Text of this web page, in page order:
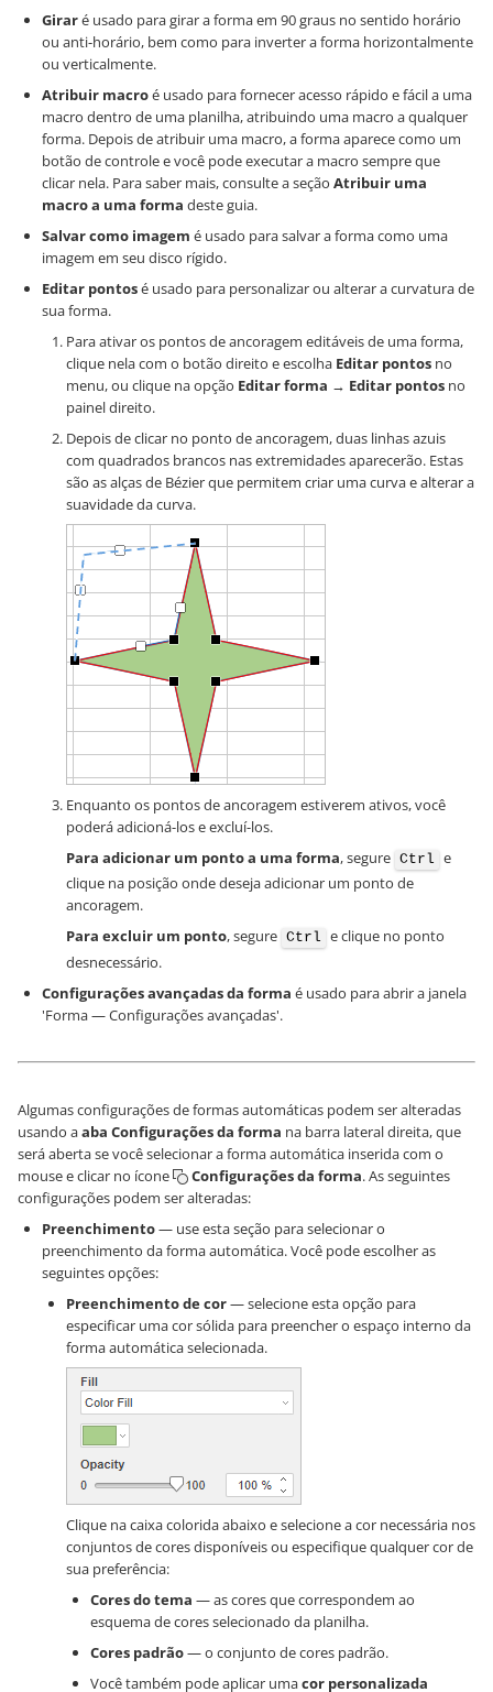
Giraré usado para girar a forma em 90 graus no sentido horário
ou anti-horário, bem como para inverter a forma horizontalmente
ou verticalmente.
Atribuir macroé usado para fornecer acesso rápido e fácil a uma
macro dentro de uma planilha, atribuindo uma macro a qualquer
forma. Depois de atribuir uma macro, a forma aparece como um
botão de controle e você pode executar a macro sempre que
clicar nela. Para saber mais, consulte a seção Atribuir uma
macro a uma forma deste guia.
Salvar como imagem é usado para salvar a forma como uma
imagem em seu disco rígido.
Editar pontosé usado para personalizar ou alterar a curvatura de
sua forma.
Para ativar os pontos de ancoragem editáveis de uma forma,
clique nela com o botão direito e escolha Editar pontos no
menu, ou clique na opção Editar forma → Editar pontos no
painel direito.
Depois de clicar no ponto de ancoragem, duas linhas azuis
com quadrados brancos nas extremidades aparecerão. Estas
são as alças de Bézier que permitem criar uma curva e alterar a
suavidade da curva.
Enquanto os pontos de ancoragem estiverem ativos, você
poderá adicioná-los e excluí-los.
Para adicionar um ponto a uma forma, segure Ctrl e
clique na posição onde deseja adicionar um ponto de
ancoragem.
Para excluir um ponto, segure Ctrl e clique no ponto
desnecessário.
Configurações avançadas da forma é usado para abrir a janela
'Forma — Configurações avançadas'.
Algumas configurações de formas automáticas podem ser alteradas
usando aaba Configurações da forma na barra lateral direita, que
será aberta se você selecionar a forma automática inserida com o
mouse e clicar no ícone
Configurações da forma. As seguintes
configurações podem ser alteradas:
Preenchimento— use esta seção para selecionar o
preenchimento da forma automática. Você pode escolher as
seguintes opções:
Preenchimento de cor— selecione esta opção para
especificar uma cor sólida para preencher o espaço interno da
forma automática selecionada.
Clique na caixa colorida abaixo e selecione a cor necessária nos
conjuntos de cores disponíveis ou especifique qualquer cor de
sua preferência:
Cores do tema — as cores que correspondem ao
esquema de cores selecionado da planilha.
Cores padrão— o conjunto de cores padrão.
Você também pode aplicar umacor personalizada